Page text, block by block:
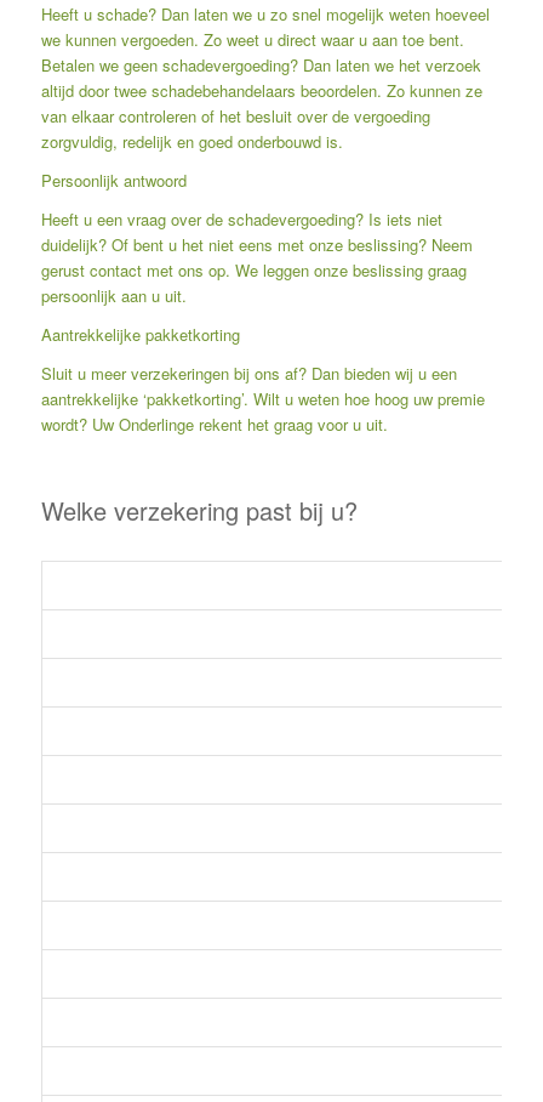
Heeft u schade? Dan laten we u zo snel mogelijk weten hoeveel
we kunnen vergoeden. Zo weet u direct waar u aan toe bent.
Betalen we geen schadevergoeding? Dan laten we het verzoek
altijd door twee schadebehandelaars beoordelen. Zo kunnen ze
van elkaar controleren of het besluit over de vergoeding
zorgvuldig, redelijk en goed onderbouwd is.
Persoonlijk antwoord
Heeft u een vraag over de schadevergoeding? Is iets niet
duidelijk? Of bent u het niet eens met onze beslissing? Neem
gerust contact met ons op. We leggen onze beslissing graag
persoonlijk aan u uit.
Aantrekkelijke pakketkorting
Sluit u meer verzekeringen bij ons af? Dan bieden wij u een
aantrekkelijke ‘pakketkorting’. Wilt u weten hoe hoog uw premie
wordt? Uw Onderlinge rekent het graag voor u uit.
Welke verzekering past bij u?